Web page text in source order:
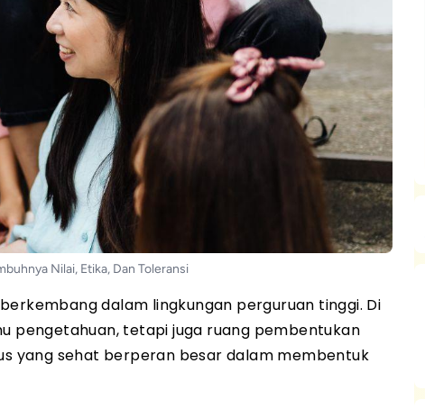
Nilai, Etika, Dan Toleransi
dalam lingkungan perguruan tinggi. Di
pengetahuan, tetapi juga ruang pembentukan
yang sehat berperan besar dalam membentuk